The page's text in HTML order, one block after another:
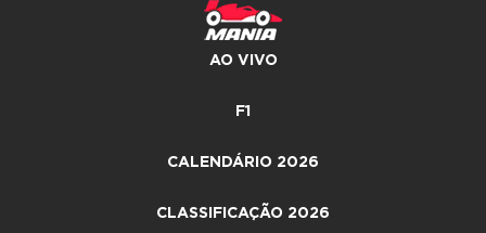
AO VIVO
F1
CALENDÁRIO 2026
CLASSIFICAÇÃO 2026